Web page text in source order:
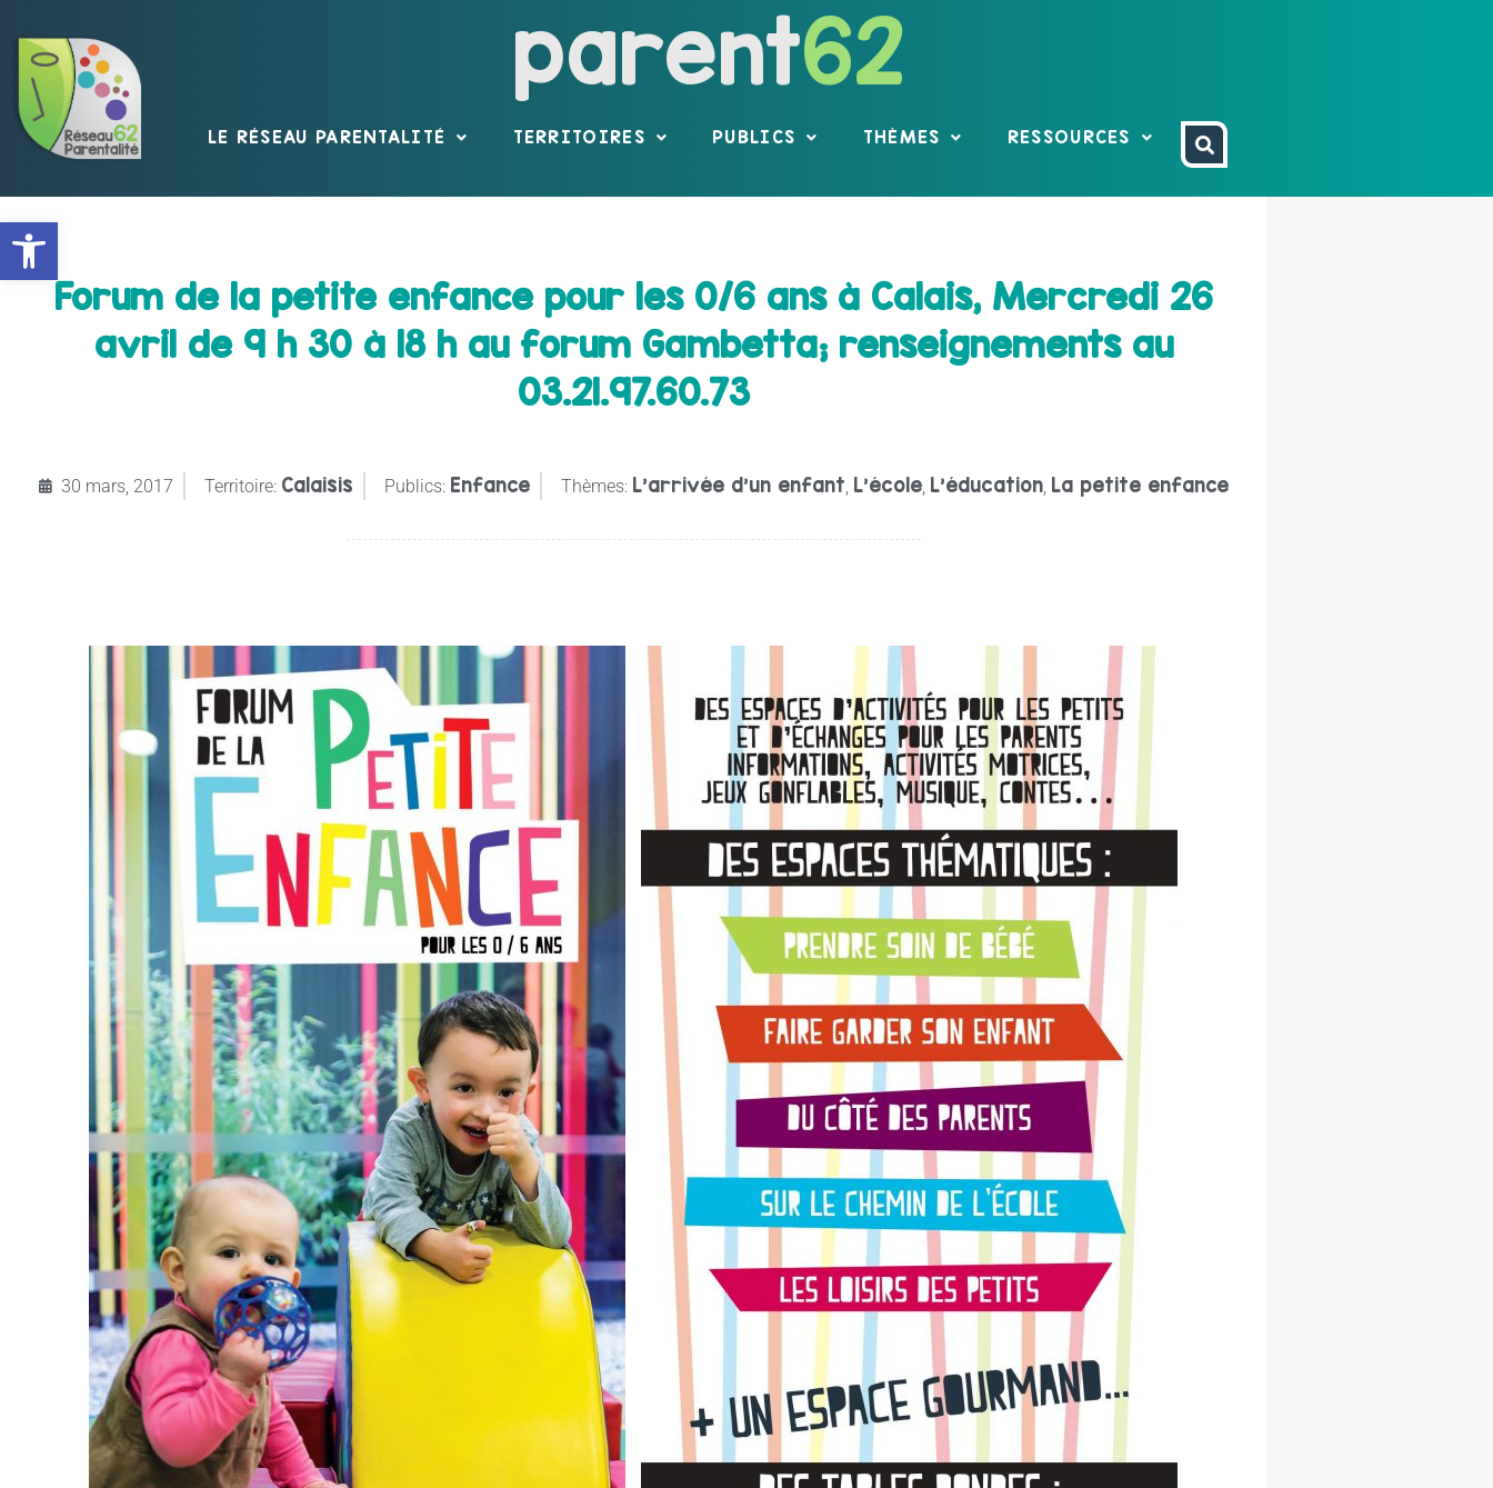
Ouvrir la barre d’outils
parent62
LE RÉSEAU PARENTALITÉ TERRITOIRES PUBLICS THÈMES RESSOURCES
Forum de la petite enfance pour les 0/6 ans à Calais, Mercredi 26
avril de 9 h 30 à 18 h au forum Gambetta; renseignements au
03.21.97.60.73
30 mars, 2017 Territoire: Calaisis Publics: Enfance Thèmes: L'arrivée d'un enfant L'école L'éducation La petite enfance